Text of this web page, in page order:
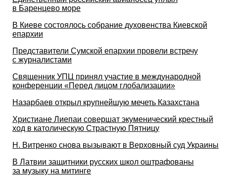
в Баренцево море
В Киеве состоялось собрание духовенства Киевской
епархии
Представители Сумской епархии провели встречу
с журналистами
Священник УПЦ принял участие в международной
конференции «Перед лицом глобализации»
Назарбаев открыл крупнейшую мечеть Казахстана
Христиане Лиепаи совершат экуменический крестный
ход в католическую Страстную Пятницу
Н. Витренко снова вызывают в Верховный суд Украины
В Латвии защитники русских школ оштрафованы
за музыку на митинге